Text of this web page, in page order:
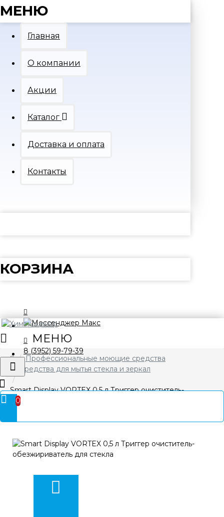
МЕНЮ
Главная
О компании
Акции
Каталог
Доставка и оплата
Контакты
КОРЗИНА
8 (3952) 59-79-39
0
Профессиональные моющие средства
Средства для мытья стекла и зеркал
Smart Display VORTEX 0,5 л Триггер очиститель-
обезжириватель для стекла